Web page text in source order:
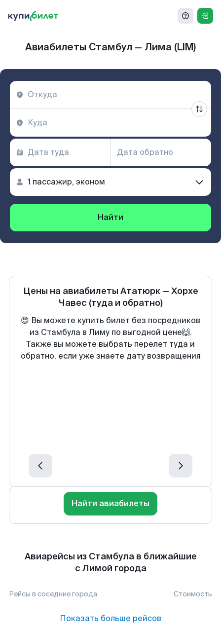
Авиабилеты Стамбул — Лима (LIM)
Найти
Цены на авиабилеты Ататюрк— Хорхе
Чавес (туда и обратно)
😍 Вы можете купить билет без посредников
из Стамбула в Лиму по выгодной цене🙌.
Также вы можете выбрать перелет туда и
обратно, если уже знаете дату возвращения
Найти авиабилеты
Авиарейсы из Стамбула в ближайшие
с Лимой города
Рейсы в соседние города Стоимость
Показать больше рейсов